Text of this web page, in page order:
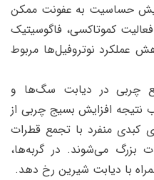
حساسیت به عفونت ممکن
کموتاکسی، فاگوسیتیک
عملکرد نوتروفیل‌ها مربوط
چربی در دیابت سگ‌ها و
افزایش بسیج چربی از
منفرد با تجمع قطرات
بزرگ می‌شوند. در گربه‌ها،
با دیابت شیرین رخ دهد.